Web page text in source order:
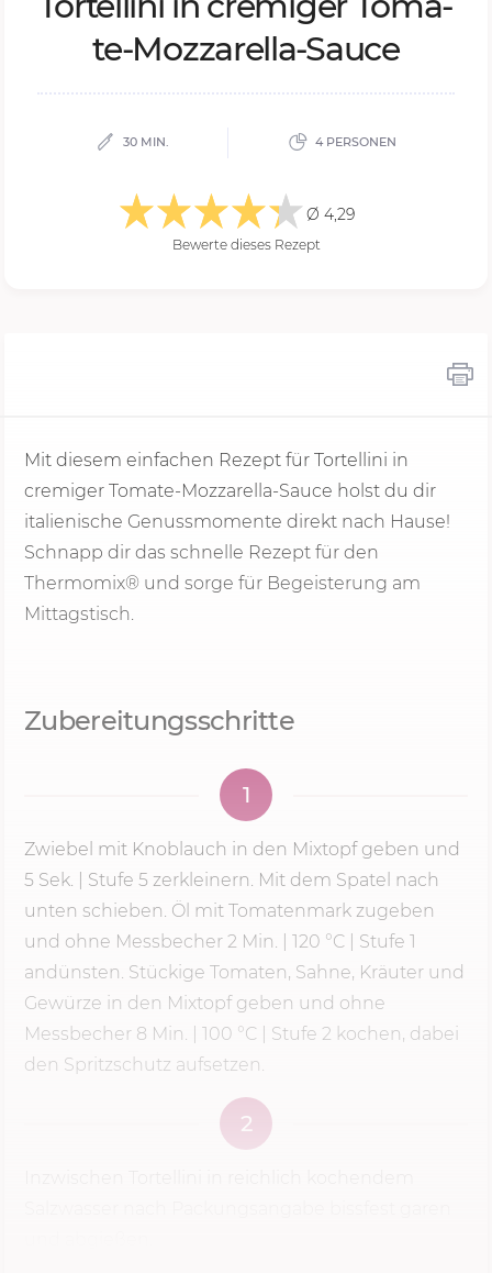
te-Moz­za­rel­la-Sauce
30 MIN. 4 PERSONEN
Ø 4,29
Bewerte dieses Rezept
Mit diesem einfachen Rezept für Tortellini in
cremiger Tomate-Mozzarella-Sauce holst du dir
italienische Genussmomente direkt nach Hause!
Schnapp dir das schnelle Rezept für den
Thermomix® und sorge für Begeisterung am
Mittagstisch.
Zubereitungsschritte
1
Zwiebel mit Knoblauch in den Mixtopf geben und
5 Sek.
Stufe 5 zerkleinern. Mit dem Spatel nach
unten schieben. Öl mit Tomatenmark zugeben
und ohne Messbecher 2 Min. 120 °C | Stufe 1
andünsten. Stückige Tomaten, Sahne, Kräuter und
Gewürze in den Mixtopf geben und ohne
Messbecher 8 Min. | 100 °C | Stufe 2 kochen, dabei
den Spritzschutz aufsetzen.
2